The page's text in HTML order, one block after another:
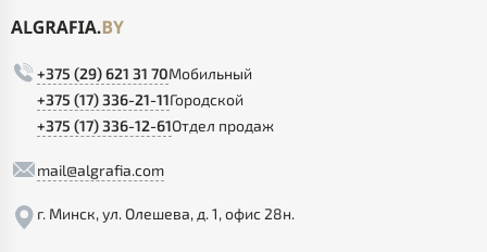
+375 (29) 621 31 70Мобильный
+375 (17) 336-21-11Городской
+375 (17) 336-12-61Отдел продаж
mail@algrafia.com
г. Минск, ул. Олешева, д. 1, офис 28н.